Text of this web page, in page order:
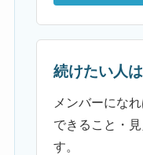
続けたい人
メンバーにな
できること・
す。